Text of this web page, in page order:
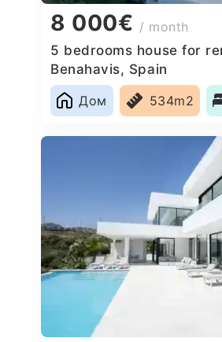
8 000€ / month
5 bedrooms house for
Benahavis, Spain
Дом
534m2